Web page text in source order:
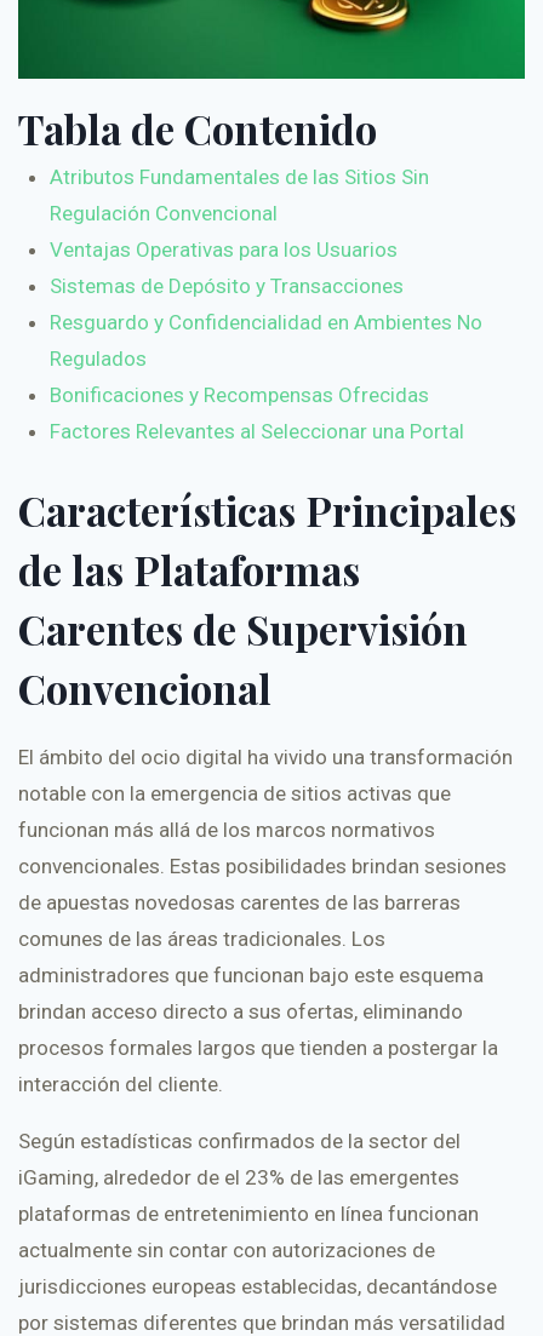
Tabla de Contenido
Atributos Fundamentales de las Sitios Sin
Regulación Convencional
Ventajas Operativas para los Usuarios
Sistemas de Depósito y Transacciones
Resguardo y Confidencialidad en Ambientes No
Regulados
Bonificaciones y Recompensas Ofrecidas
Factores Relevantes al Seleccionar una Portal
Características Principales
de las Plataformas
Carentes de Supervisión
Convencional
El ámbito del ocio digital ha vivido una transformación
notable con la emergencia de sitios activas que
funcionan más allá de los marcos normativos
convencionales. Estas posibilidades brindan sesiones
de apuestas novedosas carentes de las barreras
comunes de las áreas tradicionales. Los
administradores que funcionan bajo este esquema
brindan acceso directo a sus ofertas, eliminando
procesos formales largos que tienden a postergar la
interacción del cliente.
Según estadísticas confirmados de la sector del
iGaming, alrededor de el 23% de las emergentes
plataformas de entretenimiento en línea funcionan
actualmente sin contar con autorizaciones de
jurisdicciones europeas establecidas, decantándose
por sistemas diferentes que brindan más versatilidad